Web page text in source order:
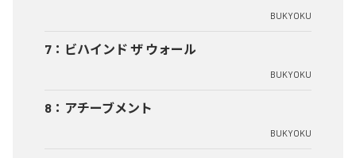
BUKYOKU
7 ： ビハインド ザ ウォール
BUKYOKU
8 ： アチーブメント
BUKYOKU